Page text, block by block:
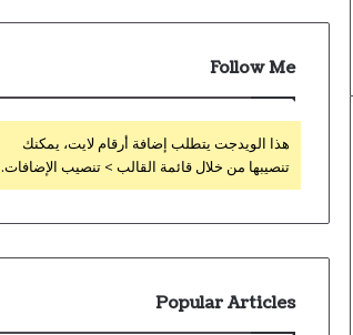
Follow Me
هذا الويدجت يتطلب إضافة أرقام لايت، يمكنك
تنصيبها من خلال قائمة القالب > تنصيب الإضافات.
Popular Articles